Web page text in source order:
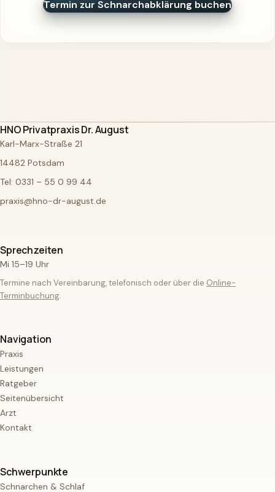
Termin zur Schnarchabklärung buchen
HNO Privatpraxis Dr. August
Karl-Marx-Straße 21
14482 Potsdam
Tel: 0331 – 55 0 99 44
praxis@hno-dr-august.de
Sprechzeiten
Mi 15–19 Uhr
Termine nach Vereinbarung, telefonisch oder über die Online-
Terminbuchung.
Navigation
Praxis
Leistungen
Ratgeber
Seitenübersicht
Arzt
Kontakt
Schwerpunkte
Schnarchen & Schlaf